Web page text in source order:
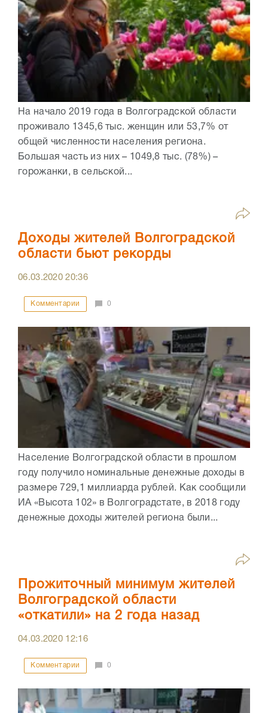
На начало 2019 года в Волгоградской области
проживало 1345,6 тыс. женщин или 53,7% от
общей численности населения региона.
Большая часть из них – 1049,8 тыс. (78%) –
горожанки, в сельской...
Доходы жителей Волгоградской
области бьют рекорды
06.03.202020:36
Комментарии 0
Население Волгоградской области в прошлом
году получило номинальные денежные доходы в
размере 729,1 миллиарда рублей. Как сообщили
ИА «Высота 102» в Волгоградстате, в 2018 году
денежные доходы жителей региона были...
Прожиточный минимум жителей
Волгоградской области
«откатили» на 2 года назад
04.03.2020 12:16
Комментарии 0